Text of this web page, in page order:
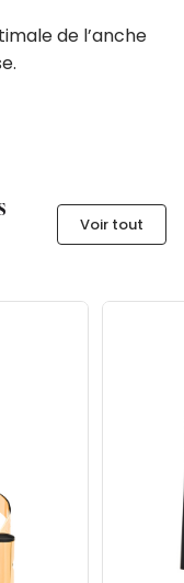
de l’anche
Voir tout